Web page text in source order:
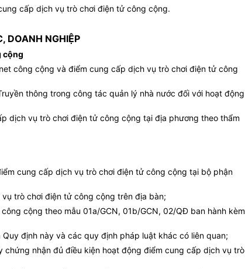
cấp dịch vụ trò chơi điện tử công cộng.
DOANH NGHIỆP
cộng
công cộng và điểm cung cấp dịch vụ trò chơi điện tử công
thông trong công tác quản lý nhà nước đối với hoạt động
dịch vụ trò chơi điện tử công cộng tại địa phương theo thẩm
cung cấp dịch vụ trò chơi điện tử công cộng tại bộ phận
trò chơi điện tử công cộng trên địa bàn;
cộng theo mẫu 01a/GCN, 01b/GCN, 02/QĐ ban hành kèm
định này và các quy định pháp luật khác có liên quan;
nhận đủ điều kiện hoạt động điểm cung cấp dịch vụ trò